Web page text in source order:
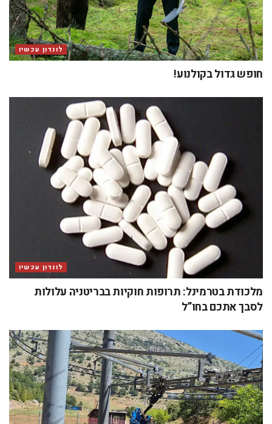
לונדון עכשיו
חופש גדול בקולנוע!
לונדון עכשיו
מלכודת בטרמינל: תרופות חוקיות בבריטניה עלולות
לסבך אתכם בחו”ל